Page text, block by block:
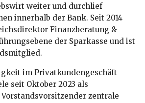
weiter und durchlief
innerhalb der Bank. Seit 2014
Finanzberatung &
der Sparkasse und ist
im Privatkundengeschäft
seit Oktober 2023 als
zentrale